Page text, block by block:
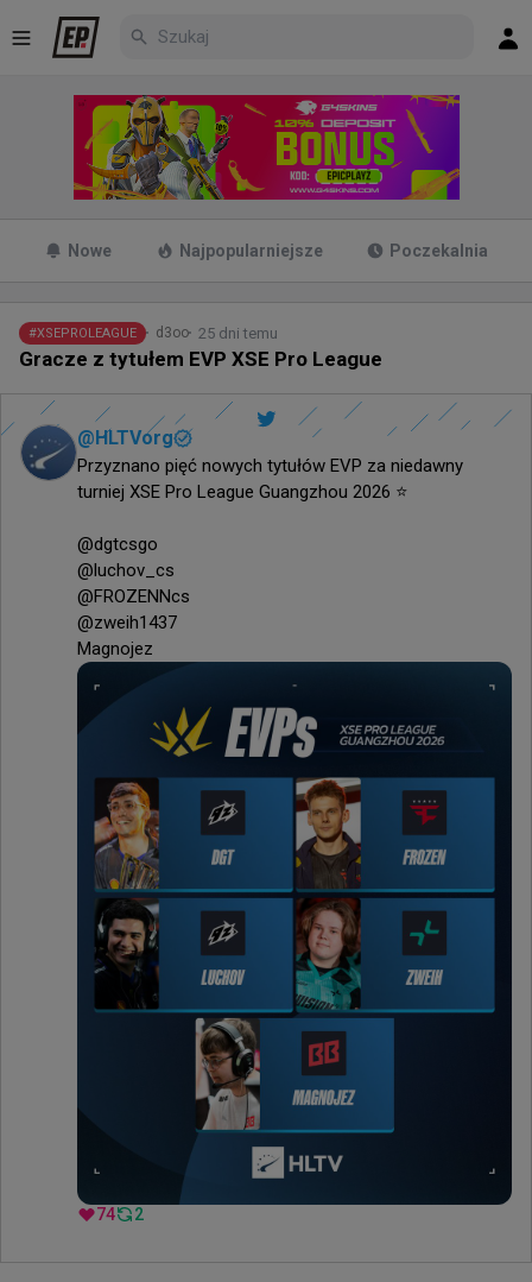
Nowe Najpopularniejsze Poczekalnia
#XSEPROLEAGUE d3oo 25 dni temu
Gracze z tytułem EVP XSE Pro League
@HLTVorg
Przyznano pięć nowych tytułów EVP za niedawny
turniej XSE Pro League Guangzhou 2026 ⭐️
@dgtcsgo
@luchov_cs
@FROZENNcs
@zweih1437
Magnojez
74 2